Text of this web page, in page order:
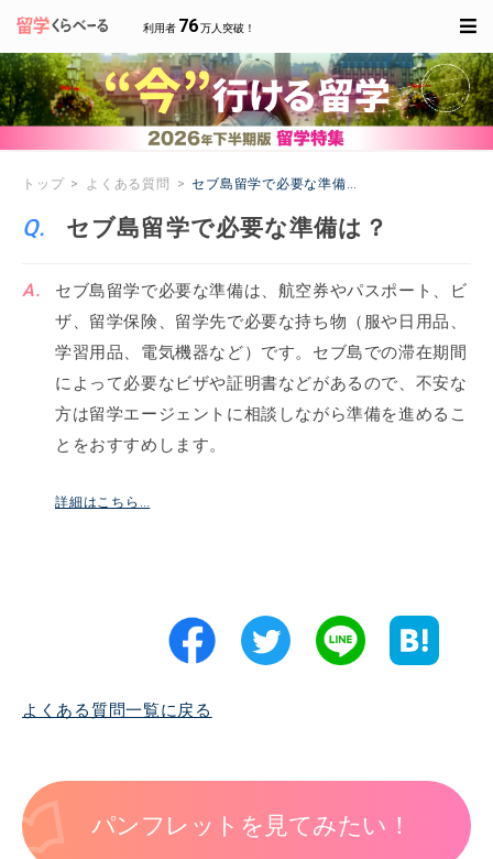
利用者 76万人突破！
トップ よくある質問 セブ島留学で必要な準備は？
セブ島留学で必要な準備は？
セブ島留学で必要な準備は、航空券やパスポート、ビ
ザ、留学保険、留学先で必要な持ち物（服や日用品、
学習用品、電気機器など）です。セブ島での滞在期間
によって必要なビザや証明書などがあるので、不安な
方は留学エージェントに相談しながら準備を進めるこ
とをおすすめします。
詳細はこちら…
よくある質問一覧に戻る
パンフレットを見てみたい！